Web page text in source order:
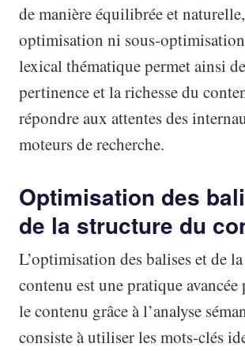
de manière équilibrée et
optimisation ni sous-
lexical thématique permet ainsi
pertinence et la richesse du
répondre aux attentes des
moteurs de recherche.
Optimisation des
de la structure du
L’optimisation des balises et de
contenu est une pratique
le contenu grâce à l’analyse
consiste à utiliser les mots-clés